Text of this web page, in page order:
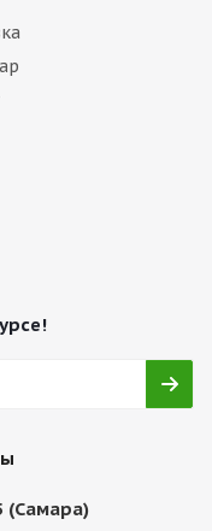
(Самара)